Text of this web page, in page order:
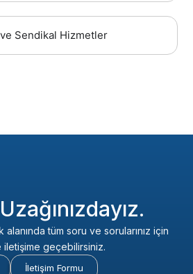
Sendikal Hizmetler
tüm soru ve sorularınız için
iletişime geçebilirsiniz.
İletişim Formu